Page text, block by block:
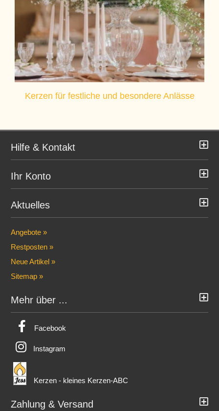
Kerzen für festliche und besondere Anlässe
Hilfe & Kontakt
Ihr Konto
Aktuelles
Angebote »
Restposten »
Neue Artikel »
Sitemap »
Mehr über ...
Facebook
Instagram
Kerzen - kleines Kerzen-ABC
Zahlung & Versand